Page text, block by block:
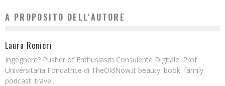
A PROPOSITO DELL'AUTORE
Laura Renieri
Ingegnere? Pusher of Enthusiasm Consulente Digitale. Prof
Universitaria Fondatrice di TheOldNow.it beauty. book. family.
podcast. travel.